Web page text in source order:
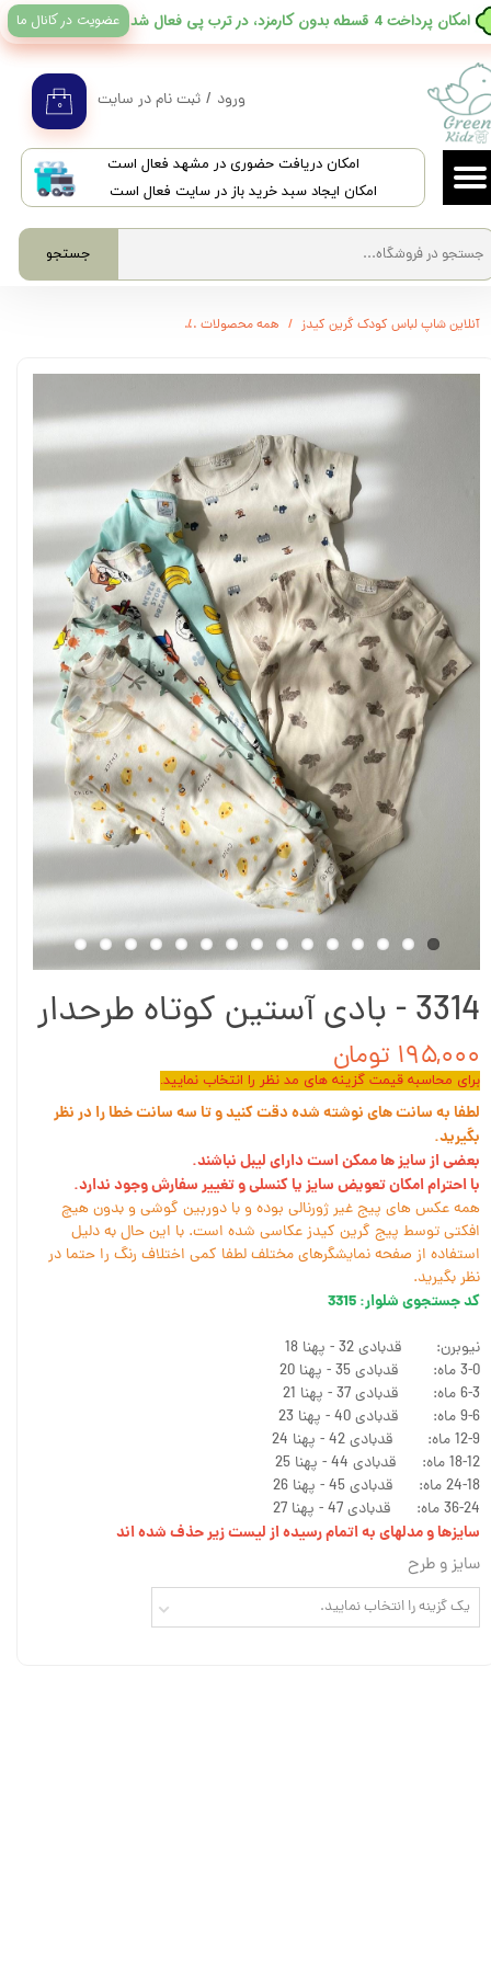
​امکان دریافت حضوری در مشهد فعال است
امکان ایجاد سبد خرید باز در سایت فعال است
جستجو
۰ ورود / ثبت نام در سایت
حساب کاربری من
تغییر گذر واژه
سفارشات
خروج از حساب کاربری
​امکان پرداخت 4 قسطه بدون کارمزد، در ترب پی فعال شد عضویت در کانال ما
آنلاین شاپ لباس کودک گرین کیدز همه محصولات
3314 - بادی آستین کوتاه طرحدار
۱۹۵,۰۰۰ تومان
برای محاسبه قیمت گزینه های مد نظر را انتخاب نمایید.
لطفا به سانت های نوشته شده دقت کنید و تا سه سانت خطا را در نظر
بگیرید.
بعضی از سایز ها ممکن است دارای لیبل نباشند.
با احترام امکان تعویض سایز یا کنسلی و تغییر سفارش وجود ندارد.
همه عکس های پیج غیر ژورنالی بوده و با دوربین گوشی و بدون هیچ
افکتی توسط پیج گرین کیدز عکاسی شده است. با این حال به دلیل
استفاده از صفحه نمایشگرهای مختلف لطفا کمی اختلاف رنگ را حتما در
نظر بگیرید.
کد جستجوی شلوار: 3315
نیوبرن: قدبادی 32 - پهنا 18
3-0 ماه: قدبادی 35 - پهنا 20
6-3 ماه: قدبادی 37 - پهنا 21
9-6 ماه: قدبادی 40 - پهنا 23
12-9 ماه: قدبادی 42 - پهنا 24
18-12 ماه: قدبادی 44 - پهنا 25
24-18 ماه: قدبادی 45 - پهنا 26
36-24 ماه: قدبادی 47 - پهنا 27
سایزها و مدلهای به اتمام رسیده از لیست زیر حذف شده اند
سایز و طرح
یک گزینه را انتخاب نمایید.